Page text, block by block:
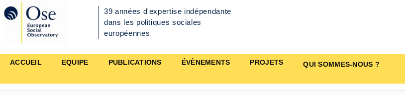
Aller au contenu principal
39 années d'expertise indépendante
dans les politiques sociales
européennes
Main
ACCUEIL EQUIPE PUBLICATIONS ÉVÈNEMENTS PROJETS QUI SOMMES-NOUS ?